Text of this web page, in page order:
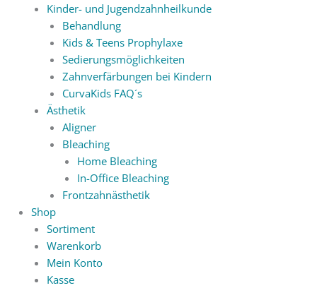
Kinder- und Jugendzahnheilkunde
Behandlung
Kids & Teens Prophylaxe
Sedierungsmöglichkeiten
Zahnverfärbungen bei Kindern
CurvaKids FAQ´s
Ästhetik
Aligner
Bleaching
Home Bleaching
In-Office Bleaching
Frontzahnästhetik
Shop
Sortiment
Warenkorb
Mein Konto
Kasse